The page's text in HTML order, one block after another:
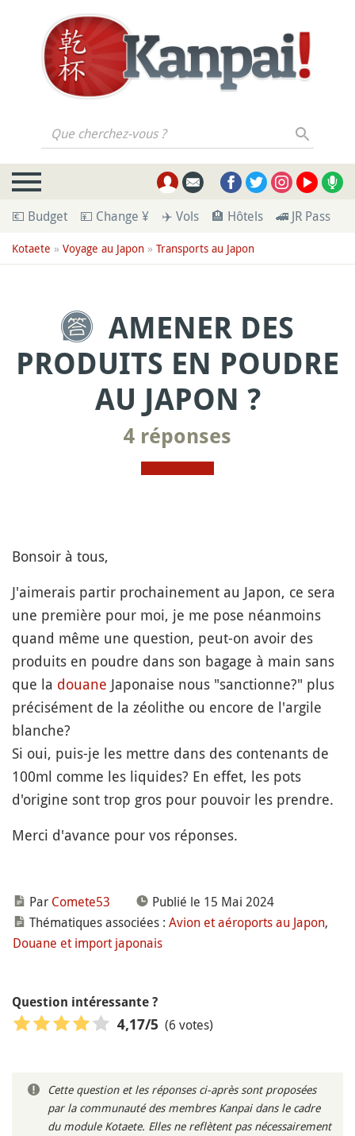
Que cherchez-vous ?
💶 Budget 💴 Change ¥ ✈️ Vols 🏨 Hôtels 🚄 JR Pass
Kotaete » Voyage au Japon » Transports au Japon
AMENER DES
PRODUITS EN POUDRE
AU JAPON ?
4 réponses
Bonsoir à tous,
J'aimerais partir prochainement au Japon, ce sera
une première pour moi, je me pose néanmoins
quand même une question, peut-on avoir des
produits en poudre dans son bagage à main sans
que la douane Japonaise nous "sanctionne?" plus
précisément de la zéolithe ou encore de l'argile
blanche?
Si oui, puis-je les mettre dans des contenants de
100ml comme les liquides? En effet, les pots
d'origine sont trop gros pour pouvoir les prendre.
Merci d'avance pour vos réponses.
Par Comete53
Publié le 15 Mai 2024
Thématiques associées : Avion et aéroports au Japon,
Douane et import japonais
Question intéressante ?
4,17/5 (6 votes)
Cette question et les réponses ci-après sont proposées
par la communauté des membres Kanpai dans le cadre
du module Kotaete. Elles ne reflètent pas nécessairement